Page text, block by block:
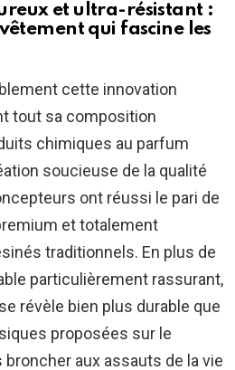
et ultra-résistant :
qui fascine les
cette innovation
tout sa composition
chimiques au parfum
soucieuse de la qualité
ont réussi le pari de
et totalement
traditionnels. En plus de
particulièrement rassurant,
révèle bien plus durable que
proposées sur le
aux assauts de la vie